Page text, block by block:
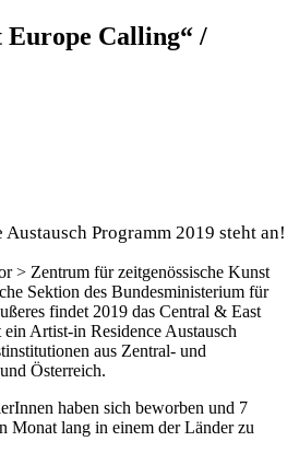
Calling“ /
Programm 2019 steht an!
> Zentrum für zeitgenössische Kunst
Sektion des Bundesministerium für
findet 2019 das Central & East
Artist-in Residence Austausch
aus Zentral- und
Österreich.
haben sich beworben und 7
Monat lang in einem der Länder zu